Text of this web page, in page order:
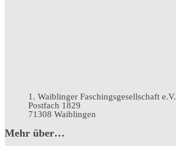
1. Waiblinger Faschingsgesellschaft e.V.
Postfach 1829
71308 Waiblingen
Mehr über…